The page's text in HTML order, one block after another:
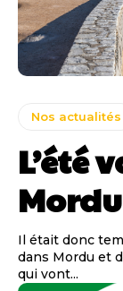
Nos actualités
L’été
Il était donc
dans Mordu et
qui vont...